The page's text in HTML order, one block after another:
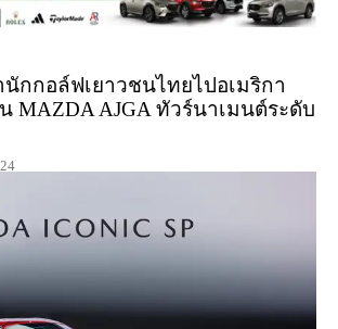
กกอล์ฟเยาวชนไทยไปอเมริกา
MAZDA AJGA ทัวร์นาเมนต์ระดับ